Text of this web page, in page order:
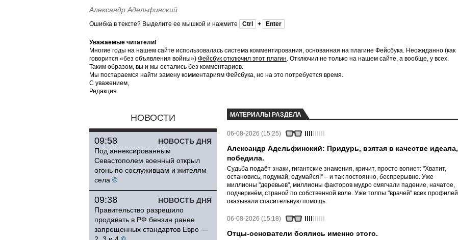
Александр Адельфинский
Ошибка в тексте? Выделите ее мышкой и нажмите Ctrl + Enter
Уважаемые читатели!
Многие годы на нашем сайте использовалась система комментирования, основанная на плагине Фейсбука. Неожиданно (как
говорится «без объявления войны») Фейсбук отключил этот плагин. Отключил не только на нашем сайте, а вообще, у всех.
Таким образом, вы и мы остались без комментариев.
Мы постараемся найти замену комментариям Фейсбука, но на это потребуется время.
С уважением,
Редакция
НОВОСТИ
НОВОСТЬ ДНЯ
09:58
Под аннексированным
Севастополем военный открыл
огонь по сослуживцам и жителям
села ©
НОВОСТЬ ДНЯ
09:38
Правительство разрешило
продавать в РФ бензин ранее
запрещенных стандартов Евро —
МАТЕРИАЛЫ РАЗДЕЛА
06-08-2026 (15:25)
Александр Адельфинский: Придурь, взятая в качестве идеала,
победила.
Судьба подаёт знаки, гигантские знамения, кричит, просто вопиет: "Хватит,
остановись, подумай, одумайся!" – и так постоянно, беспрерывно. Уже
миллионы "деревьев", миллионы факторов мудро смягчали падение, начатое,
подчеркнём, страной по собственной воле. Уже толпы "врачей" всех профилей
оказывали спасительную помощь.
06-08-2026 (15:18)
Отцы-основатели боялись именно этого.